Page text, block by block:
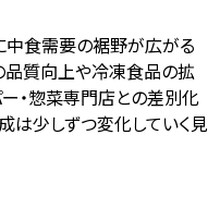
中食需要の裾野が広がる
品質向上や冷凍食品の拡
・惣菜専門店との差別化
は少しずつ変化していく見